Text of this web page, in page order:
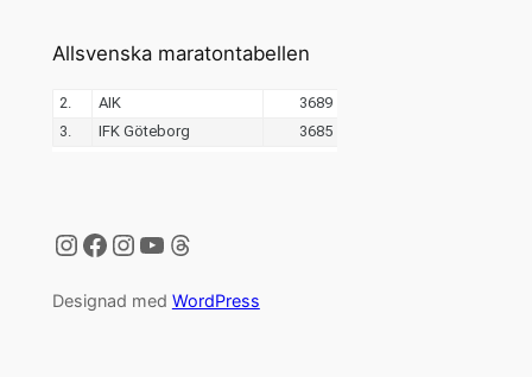
Allsvenska maratontabellen
Instagram
Facebook
Instagram
YouTube
Threads
Designad med WordPress